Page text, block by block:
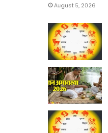
August 5, 2026